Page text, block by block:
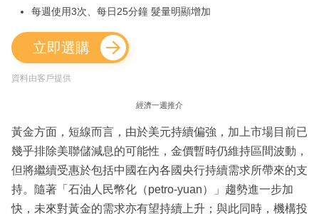
每週使用3次、每日25分鐘 髮量明顯增加
立即選購
資料由客戶提供
經濟一週推介
黃金方面，短線而言，由於美元持續偏強，加上市場目前已
幾乎排除美聯儲減息的可能性，金價暫時仍維持區間波動，
但將繼續受惠於包括中國在內各國央行持續需求所帶來的支
持。隨著「石油人民幣化（petro-yuan）」趨勢進一步加
快，未來對黃金的需求亦有望持續上升；與此同時，機構投